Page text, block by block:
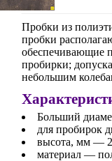
Пробки из
пробки
обеспечивающие
пробирки;
небольшим
Больший
для пробирок
высота, мм —
материал —